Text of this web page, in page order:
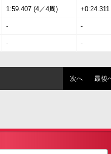
1:59.407 (4／4周) +0:24.311
- -
- -
次へ 最後